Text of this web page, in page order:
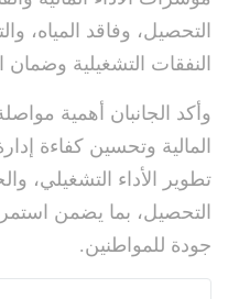
التحصيل، وفاقد المياه،
النفقات التشغيلية
وأكد الجانبان أهمية
المالية وتحسين كفاءة
تطوير الأداء التشغيلي،
التحصيل، بما يضمن
جودة للمواطنين.